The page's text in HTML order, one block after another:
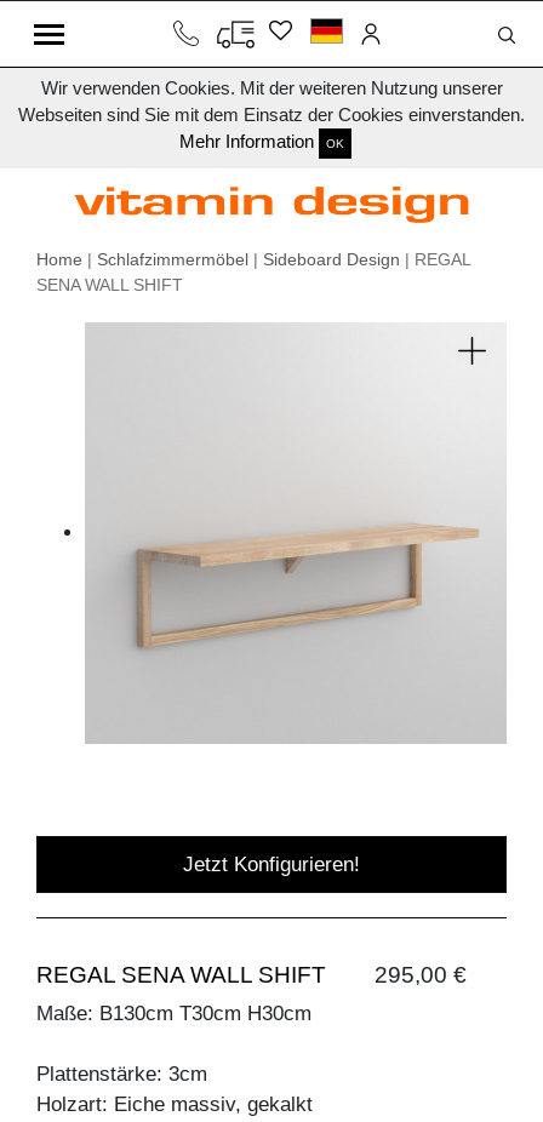
Wir verwenden Cookies. Mit der weiteren Nutzung unserer
Webseiten sind Sie mit dem Einsatz der Cookies einverstanden.
Mehr Information
OK
Home | Schlafzimmermöbel | Sideboard Design | REGAL
SENA WALL SHIFT
Jetzt Konfigurieren!
REGAL SENA WALL SHIFT 295,00 €
Maße: B130cm T30cm H30cm
Plattenstärke: 3cm
Holzart: Eiche massiv, gekalkt